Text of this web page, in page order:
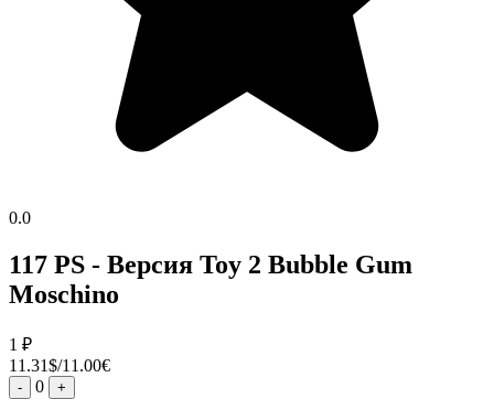
0.0
117 PS - Версия Toy 2 Bubble Gum
Moschino
1 ₽
11.31$/11.00€
- 0 +